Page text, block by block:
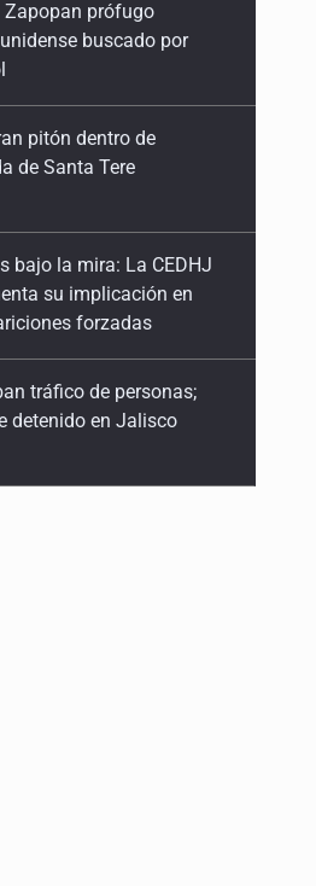
el inicio
pitón dentro de
de Santa Tere
bajo la mira: La CEDHJ
su implicación en
tráfico de personas;
detenido en Jalisco
casa por esquema de